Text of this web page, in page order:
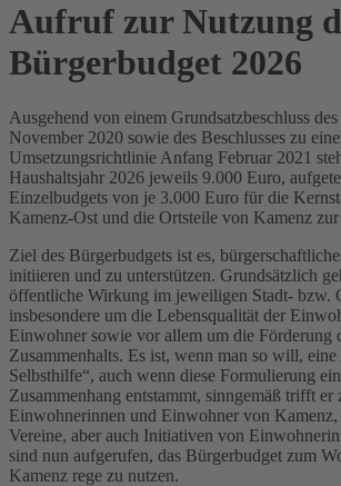
Aufruf zur Nutzung
Bürgerbudget 2026
Ausgehend von einem Grundsatzbeschluss
November 2020 sowie des Beschlusses zu
Umsetzungsrichtlinie Anfang Februar 2021
Haushaltsjahr 2026 jeweils 9.000 Euro,
Einzelbudgets von je 3.000 Euro für die
Kamenz-Ost und die Ortsteile von Kamenz
Ziel des Bürgerbudgets ist es,
initiieren und zu unterstützen. Grundsätzlich
öffentliche Wirkung im jeweiligen Stadt- bzw.
insbesondere um die Lebensqualität der
Einwohner sowie vor allem um die Förderung
Zusammenhalts. Es ist, wenn man so will,
Selbsthilfe“, auch wenn diese Formulierung
Zusammenhang entstammt, sinngemäß trifft er
Einwohnerinnen und Einwohner von Kamenz,
Vereine, aber auch Initiativen von
sind nun aufgerufen, das Bürgerbudget zum
Kamenz rege zu nutzen.